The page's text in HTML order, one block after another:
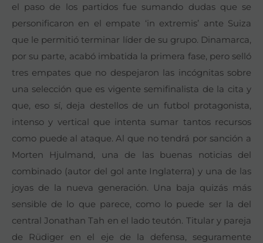
el paso de los partidos fue sumando dudas que se
personificaron en el empate ‘in extremis’ ante Suiza
que le permitió terminar líder de su grupo. Dinamarca,
por su parte, acabó imbatida la primera fase, pero selló
tres empates que no despejaron las incógnitas sobre
una selección que es vigente semifinalista de la cita y
que, eso sí, deja destellos de un futbol protagonista,
intenso y vertical que intenta sumar tantos recursos
como puede al ataque. Al que no tendrá por sanción a
Morten Hjulmand, una de las buenas noticias del
combinado (autor del gol ante Inglaterra) y una de las
joyas de la nueva generación. Una baja quizás más
sensible de lo que parece, como lo puede ser la del
central Jonathan Tah en el lado teutón. Titular y pareja
de Rüdiger en el eje de la defensa, seguramente